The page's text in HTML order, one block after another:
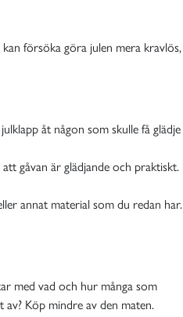
försöka göra julen mera kravlös,
åt någon som skulle få glädje
gåvan är glädjande och praktiskt.
annat material som du redan har.
med vad och hur många som
Köp mindre av den maten.